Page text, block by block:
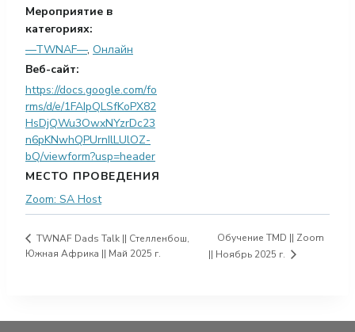
Мероприятие в
категориях:
—TWNAF—, Онлайн
Веб-сайт:
https://docs.google.com/fo
rms/d/e/1FAIpQLSfKoPX82
HsDjQWu3OwxNYzrDc23
n6pKNwhQPUrnIlLUlOZ-
bQ/viewform?usp=header
МЕСТО ПРОВЕДЕНИЯ
Zoom: SA Host
TWNAF Dads Talk || Стелленбош,
Южная Африка || Май 2025 г.
Обучение TMD || Zoom
|| Ноябрь 2025 г.